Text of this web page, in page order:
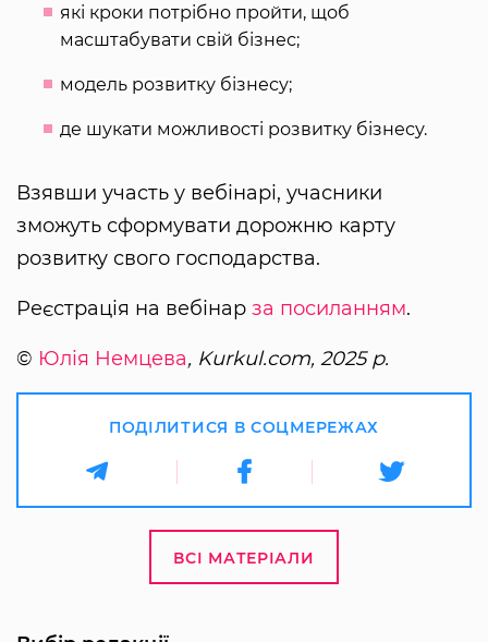
які кроки потрібно пройти, щоб
масштабувати свій бізнес;
модель розвитку бізнесу;
де шукати можливості розвитку бізнесу.
Взявши участь у вебінарі, учасники
зможуть сформувати дорожню карту
розвитку свого господарства.
Реєстрація на вебінар за посиланням.
© Юлія Немцева, Kurkul.com, 2025 р.
ПОДІЛИТИСЯ В СОЦМЕРЕЖАХ
ВСІ МАТЕРІАЛИ